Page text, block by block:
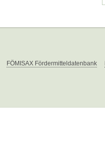
FÖMISAX Fördermitteldatenbank